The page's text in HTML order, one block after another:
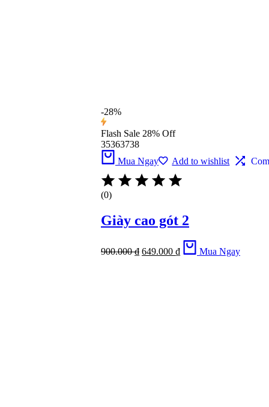
-28%
Flash Sale 28% Off
35363738
Mua Ngay
Add to wishlist
(0)
Giày cao gót 2
900.000₫ 649.000 ₫ Mua Ngay